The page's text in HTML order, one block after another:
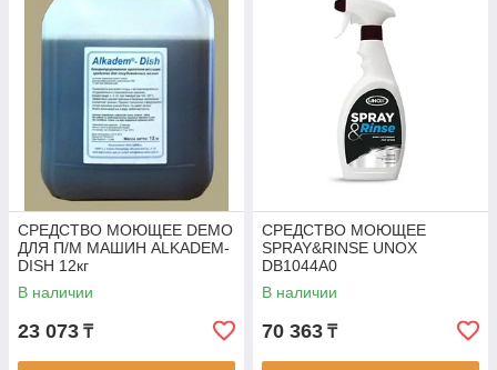
СРЕДСТВО МОЮЩЕЕ DEMO
ДЛЯ П/М МАШИН ALKADEM-
DISH 12кг
В наличии
23 073 ₸
СРЕДСТВО МОЮЩЕЕ
SPRAY&RINSE UNOX
DB1044A0
В наличии
70 363 ₸